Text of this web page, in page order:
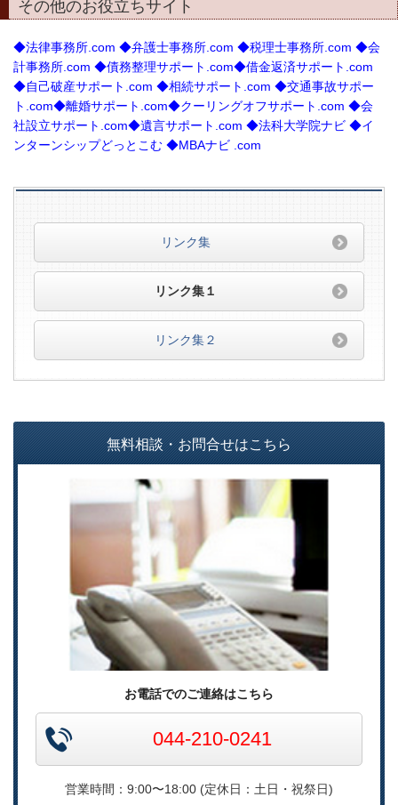
その他のお役立ちサイト
◆法律事務所.com ◆弁護士事務所.com ◆税理士事務所.com ◆会
計事務所.com ◆債務整理サポート.com◆借金返済サポート.com
◆自己破産サポート.com ◆相続サポート.com ◆交通事故サポー
ト.com◆離婚サポート.com◆クーリングオフサポート.com ◆会
社設立サポート.com◆遺言サポート.com ◆法科大学院ナビ ◆イ
ンターンシップどっとこむ ◆MBAナビ .com
リンク集
リンク集１
リンク集２
無料相談・お問合せはこちら
お電話でのご連絡はこちら
044-210-0241
営業時間：9:00〜18:00 (定休日：土日・祝祭日)